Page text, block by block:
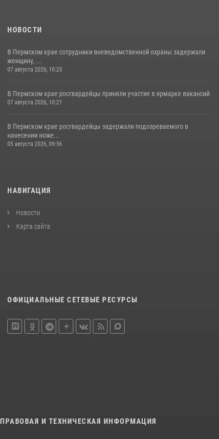
НОВОСТИ
В Пермском крае сотрудники вневедомственной охраны задержали
женщину, ...
07 августа 2026, 10:23
В Пермском крае росгвардейцы приняли участие в ярмарке вакансий
07 августа 2026, 10:21
В Пермском крае росгвардейцы задержали подозреваемого в
нанесении ноже...
05 августа 2026, 09:56
НАВИГАЦИЯ
Новости
Карта сайта
ОФИЦИАЛЬНЫЕ СЕТЕВЫЕ РЕСУРСЫ
ПРАВОВАЯ И ТЕХНИЧЕСКАЯ ИНФОРМАЦИЯ